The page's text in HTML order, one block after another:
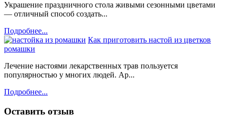
Украшение праздничного стола живыми сезонными цветами
— отличный способ создать...
Подробнее...
Как приготовить настой из цветков
ромашки
Лечение настоями лекарственных трав пользуется
популярностью у многих людей. Ар...
Подробнее...
Оставить отзыв